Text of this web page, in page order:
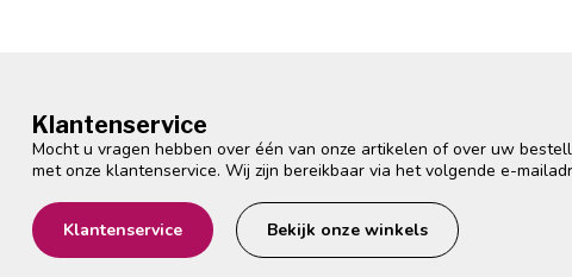
Klantenservice
Mocht u vragen hebben over één van onze artikelen of over uw
met onze klantenservice. Wij zijn bereikbaar via het volgende e-
Klantenservice Bekijk onze winkels